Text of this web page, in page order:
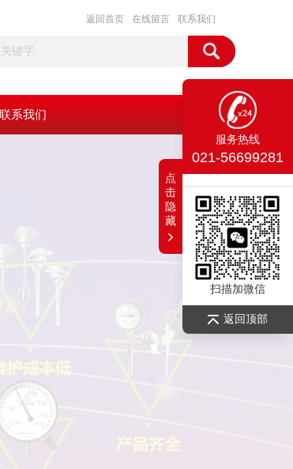
返回首页 在线留言 联系我们
联系我们
服务热线
021-56699281
扫描加微信
返回顶部
点
击
隐
藏